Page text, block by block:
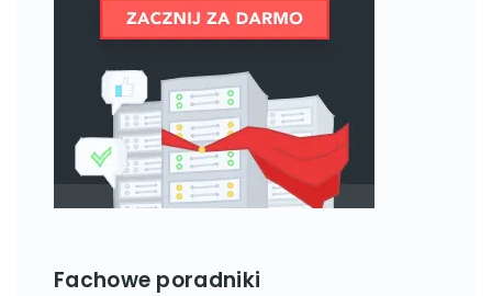
Fachowe poradniki